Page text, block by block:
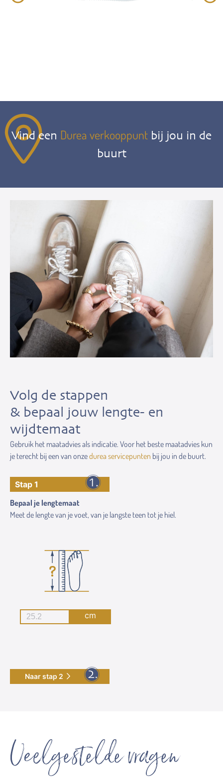
Vind een Durea verkooppunt bij jou in de
buurt
Volg de stappen
& bepaal jouw lengte- en
wijdtemaat
Gebruik het maatadvies als indicatie. Voor het beste maatadvies kun
je terecht bij een van onzedurea servicepunten bij jou in de buurt.
Stap 1
Bepaal je lengtemaat
Meet de lengte van je voet, van je langste teen tot je hiel.
cm
Naar stap 2
Veelgestelde vragen